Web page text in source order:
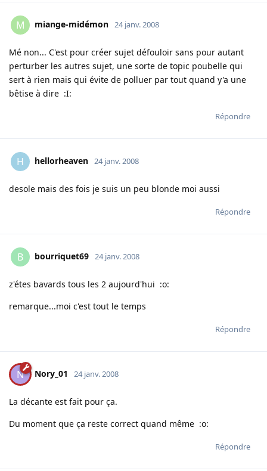
M miange-midémon 24 janv. 2008
Mé non... C'est pour créer sujet défouloir sans pour autant
perturber les autres sujet, une sorte de topic poubelle qui
sert à rien mais qui évite de polluer par tout quand y'a une
bêtise à dire :I:
Répondre
H hellorheaven 24 janv. 2008
desole mais des fois je suis un peu blonde moi aussi
Répondre
B bourriquet69 24 janv. 2008
z'étes bavards tous les 2 aujourd'hui :o:
remarque...moi c'est tout le temps
Répondre
N Nory_01 24 janv. 2008
La décante est fait pour ça.
Du moment que ça reste correct quand même :o:
Répondre